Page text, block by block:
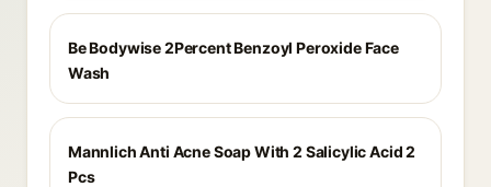
Be Bodywise 2Percent Benzoyl Peroxide Face
Wash
Mannlich Anti Acne Soap With 2 Salicylic Acid 2
Pcs